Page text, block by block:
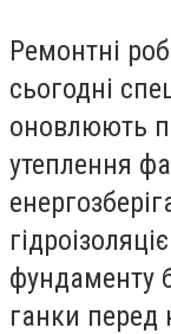
Ремонтні
сьогодні
оновлюють
утеплення
фундаменту
ганки перед